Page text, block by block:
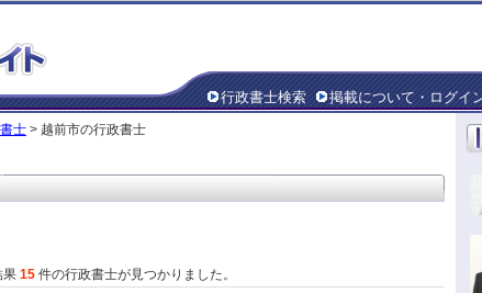
行政書士検索 掲載について・ログイ
士 > 越前市の行政書士
果 15 件の行政書士が見つかりました。